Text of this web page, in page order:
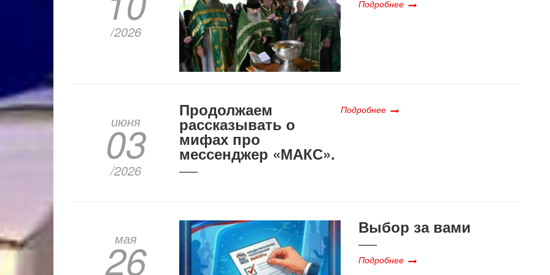
/2026
Подробнее
июня
03
/2026
Продолжаем
рассказывать о
мифах про
мессенджер «МАКС».
Подробнее
мая
26
Выбор за вами
Подробнее